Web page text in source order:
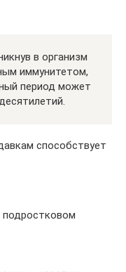
в организм
иммунитетом,
период может
способствует
подростковом